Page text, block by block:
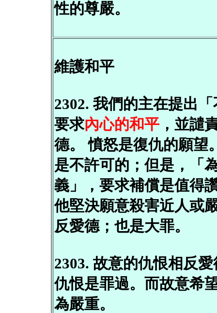
性的尊嚴。
維護和平
2302. 我們的主在提出
要求內心的和平，並譴
德。 憤怒是復仇的願望
是不許可的；但是，「
義」，要求補償是值得
他堅決願意殺害近人或
反愛德；也是大罪。
2303. 故意的仇恨相反
仇恨是罪過。而故意希
為嚴重。